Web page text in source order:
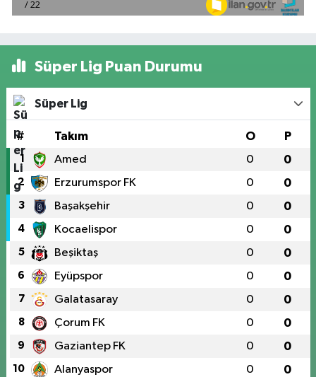
Süper Lig Puan Durumu
Süper Lig
# Takım O P
1 Amed 0 0
2 Erzurumspor FK 0 0
3 Başakşehir 0 0
4 Kocaelispor 0 0
5 Beşiktaş 0 0
6 Eyüpspor 0 0
7 Galatasaray 0 0
8 Çorum FK 0 0
9 Gaziantep FK 0 0
10 Alanyaspor 0 0